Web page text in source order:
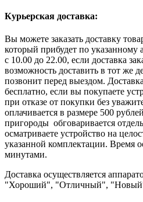
Курьерская доставка:
Вы можете заказать доставку
который прибудет по указанному
с 10.00 до 22.00, если доставка
возможность доставить в тот же
позвонит перед выездом.
бесплатно, если вы покупаете
при отказе от покупки без
оплачивается в размере 500
пригороды обговаривается
осматриваете устройство на
указанной комплектации. Время
минутами.
Доставка осуществляется
"Хороший", "Отличный",